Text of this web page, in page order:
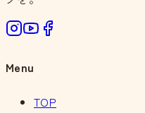
Menu
TOP